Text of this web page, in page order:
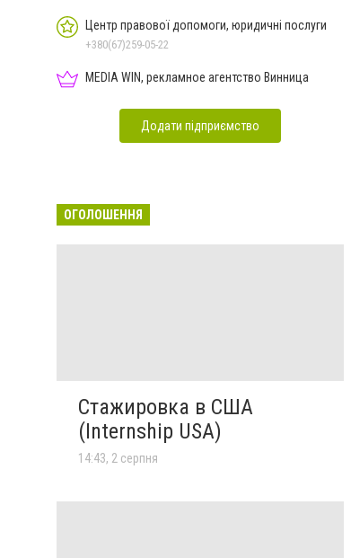
Центр правової допомоги, юридичні послуги
+380(67)259-05-22
MEDIA WIN, рекламное агентство Винница
Додати підприємство
ОГОЛОШЕННЯ
Стажировка в США
(Internship USA)
14:43, 2 серпня